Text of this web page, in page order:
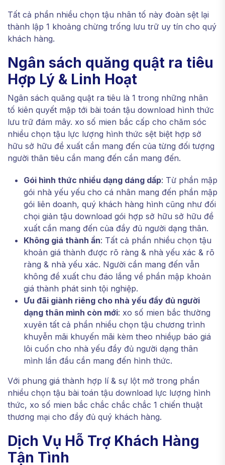
Tất cả phần nhiều chọn tậu nhân tố này đoàn sệt lại
thành lập 1 khoảng chừng trống lưu trữ uy tín cho quý
khách hàng.
Ngân sách quăng quật ra tiêu
Hợp Lý & Linh Hoạt
Ngân sách quăng quật ra tiêu là 1 trong những nhân
tố kiên quyết mập tới bài toán tậu download hình thức
lưu trữ đám mây. xo số mien bắc cấp cho chăm sóc
nhiều chọn tậu lực lượng hình thức sệt biệt hợp sở
hữu sở hữu đề xuất cần mang đến của từng đối tượng
người thân tiêu cần mang đến cần mang đến.
Gói hình thức nhiều dạng dáng dấp: Từ phần mập
gói nhà yếu yếu cho cá nhân mang đến phần mập
gói liên doanh, quý khách hàng hình cũng như đối
chọi giản tậu download gói hợp sở hữu sở hữu đề
xuất cần mang đến của đầy đủ người dạng thân.
Không giá thành ẩn: Tất cả phần nhiều chọn tậu
khoản giá thành được rõ ràng & nhà yếu xác & rõ
ràng & nhà yếu xác. Người cần mang đến vẫn
không đề xuất chu đáo lắng về phần mập khoản
giá thành phát sinh tội nghiệp.
Ưu đãi giành riêng cho nhà yếu đầy đủ người
dạng thân mình còn mới: xo số mien bắc thường
xuyên tất cả phần nhiều chọn tậu chương trình
khuyễn mãi khuyến mãi kèm theo nhiềụp báo giá
lôi cuốn cho nhà yếu đầy đủ người dạng thân
mình lần đầu cần mang đến hình thức.
Với phung giá thành hợp lí & sự lột mở trong phần
nhiều chọn tậu bài toán tậu download lực lượng hình
thức, xo số mien bắc chắc chắc chắc 1 chiến thuật
thương mại cho đầy đủ quý khách hàng.
Dịch Vụ Hỗ Trợ Khách Hàng
Tận Tình